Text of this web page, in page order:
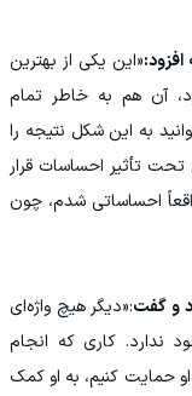
«این یکی از بهترین
آن هم به خاطر تمام
به این شکل نتیجه را
تحت تأثیر احساسات قرار
احساساتی شدم، چون
و گفت:«دیگر هیچ واژه‌ای
ندارد. کاری که انجام
حمایت کنیم، به او کمک